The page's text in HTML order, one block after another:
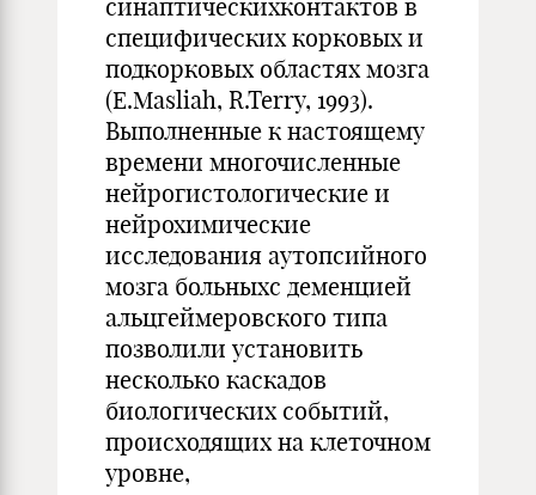
синаптическихконтактов в
специфических корковых и
подкорковых областях мозга
(E.Masliah, R.Terry, 1993).
Выполненные к настоящему
времени многочисленные
нейрогистологические и
нейрохимические
исследования аутопсийного
мозга больныхс деменцией
альцгеймеровского типа
позволили установить
несколько каскадов
биологических событий,
происходящих на клеточном
уровне,